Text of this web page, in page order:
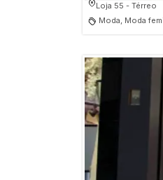
Loja 55 - Térreo
Moda, Moda